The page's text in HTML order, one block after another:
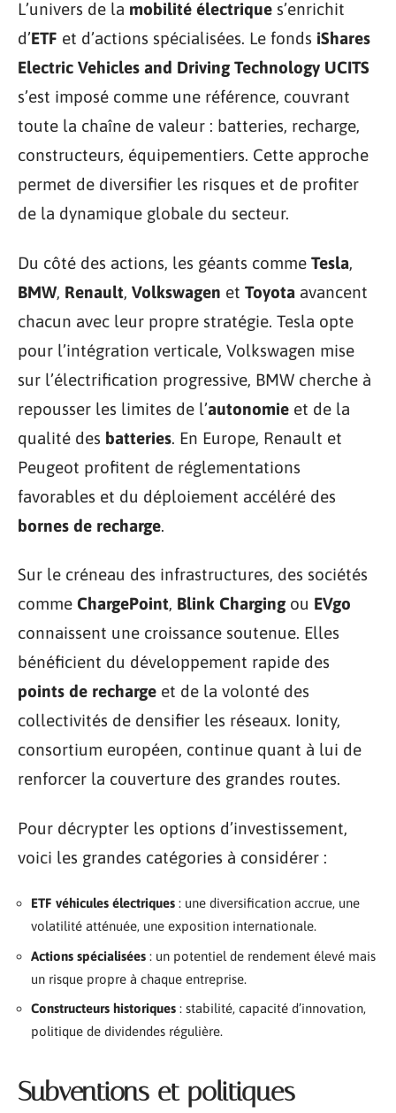
L’univers de la mobilité électrique s’enrichit
d’ETF et d’actions spécialisées. Le fonds iShares
Electric Vehicles and Driving Technology UCITS
s’est imposé comme une référence, couvrant
toute la chaîne de valeur : batteries, recharge,
constructeurs, équipementiers. Cette approche
permet de diversifier les risques et de profiter
de la dynamique globale du secteur.
Du côté des actions, les géants comme Tesla,
BMW, Renault, Volkswagen et Toyota avancent
chacun avec leur propre stratégie. Tesla opte
pour l’intégration verticale, Volkswagen mise
sur l’électrification progressive, BMW cherche à
repousser les limites de l’autonomie et de la
qualité des batteries. En Europe, Renault et
Peugeot profitent de réglementations
favorables et du déploiement accéléré des
bornes de recharge.
Sur le créneau des infrastructures, des sociétés
comme ChargePoint, Blink Chargingou EVgo
connaissent une croissance soutenue. Elles
bénéficient du développement rapide des
points de recharge et de la volonté des
collectivités de densifier les réseaux. Ionity,
consortium européen, continue quant à lui de
renforcer la couverture des grandes routes.
Pour décrypter les options d’investissement,
voici les grandes catégories à considérer :
ETF véhicules électriques : une diversification accrue, une
volatilité atténuée, une exposition internationale.
Actions spécialisées : un potentiel de rendement élevé mais
un risque propre à chaque entreprise.
Constructeurs historiques : stabilité, capacité d’innovation,
politique de dividendes régulière.
Subventions et politiques